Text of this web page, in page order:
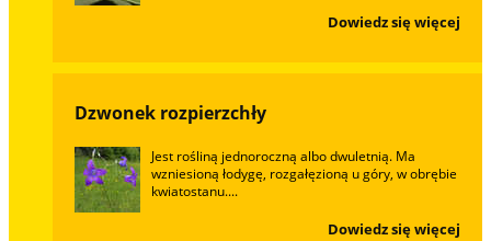
Dowiedz się więcej
Dzwonek rozpierzchły
Jest rośliną jednoroczną albo dwuletnią. Ma
wzniesioną łodygę, rozgałęzioną u góry, w obrębie
kwiatostanu....
Dowiedz się więcej